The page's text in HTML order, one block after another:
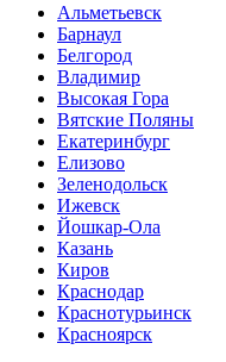
Альметьевск
Барнаул
Белгород
Владимир
Высокая Гора
Вятские Поляны
Екатеринбург
Елизово
Зеленодольск
Ижевск
Йошкар-Ола
Казань
Киров
Краснодар
Краснотурьинск
Красноярск